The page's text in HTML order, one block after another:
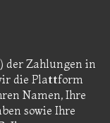
der Zahlungen in
die Plattform
Namen, Ihre
sowie Ihre